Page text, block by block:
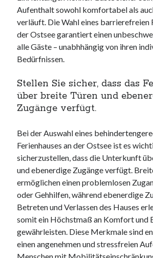
Aufenthalt sowohl komfortabel als
verläuft. Die Wahl eines barrierefreien
der Ostsee garantiert einen
alle Gäste – unabhhängig von ihren
Bedürfnissen.
Stellen Sie sicher, dass das
über breite Türen und
Zugänge verfügt.
Bei der Auswahl eines
Ferienhauses an der Ostsee ist es
sicherzustellen, dass die Unterkunft
und ebenerdige Zugänge verfügt.
ermöglichen einen problemlosen
oder Gehhilfen, während ebenerdige
Betreten und Verlassen des Hauses
somit ein Höchstmaß an Komfort und
gewährleisten. Diese Merkmale sind
einen angenehmen und stressfreien